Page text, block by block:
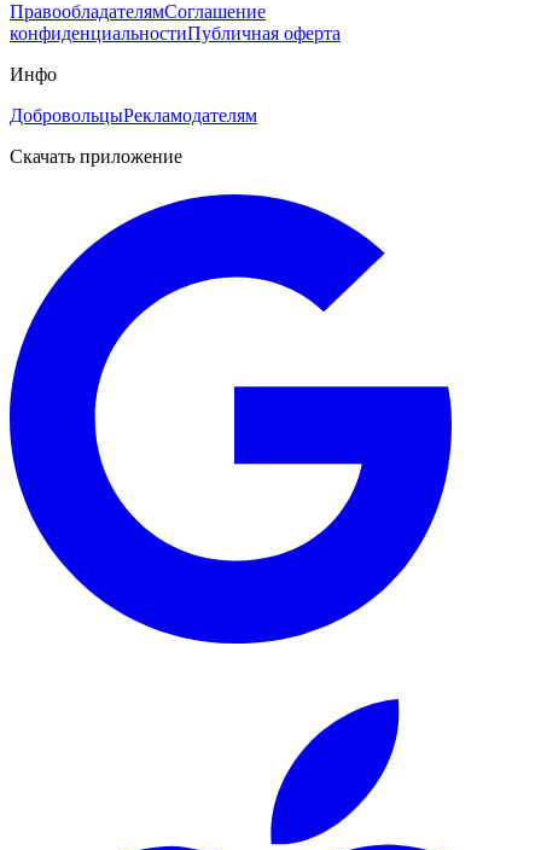
ПравообладателямСоглашение
конфиденциальностиПубличная оферта
Инфо
ДобровольцыРекламодателям
Скачать приложение